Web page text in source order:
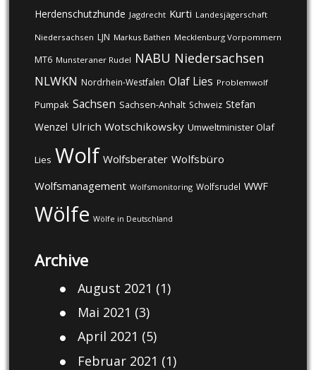
Herdenschutzhunde Jagdrecht Kurti Landesjägerschaft
Niedersachsen LJN Markus Bathen Mecklenburg Vorpommern
MT6 Munsteraner Rudel NABU Niedersachsen
NLWKN Nordrhein-Westfalen Olaf Lies Problemwolf
Pumpak Sachsen Sachsen-Anhalt Schweiz Stefan
Wenzel Ulrich Wotschikowsky Umweltminister Olaf
Lies Wolf Wolfsberater Wolfsbüro
Wolfsmanagement Wolfsmonitoring Wolfsrudel WWF
Wölfe Wölfe in Deutschland
Archive
August 2021 (1)
Mai 2021 (3)
April 2021 (5)
Februar 2021 (1)